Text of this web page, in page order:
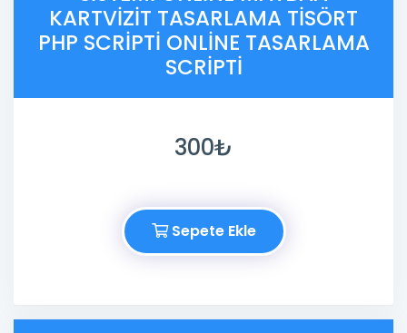
KARTVIZIT TASARLAMA TISÖRT
PHP SCRIPTI ONLINE TASARLAMA
SCRIPTI
300₺
Sepete Ekle